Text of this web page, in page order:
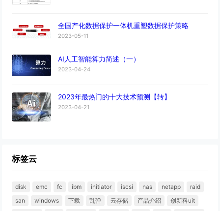
全国产化数据保护一体机重塑数据保护策略
2023-05-11
AI人工智能算力简述（一）
2023-04-24
2023年最热门的十大技术预测【转】
2023-04-21
标签云
disk emc fc ibm initiator iscsi nas netapp
raid
san
windows 下载 乱弹 云存储 产品介绍
创新科uit